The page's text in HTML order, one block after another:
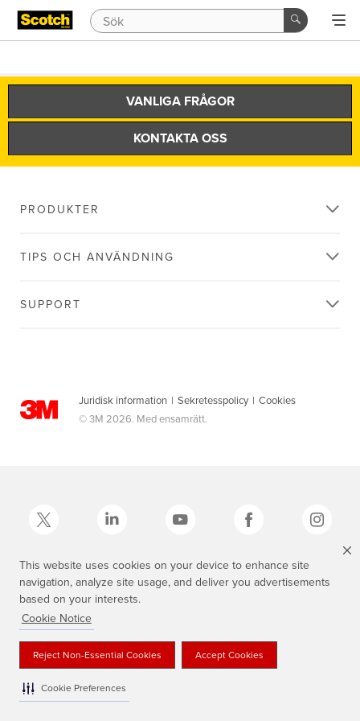
This website uses cookies on your device to enhance site
navigation, analyze site usage, and deliver you advertisements
based on your interests.
Cookie Notice
Reject Non-Essential Cookies Accept Cookies
Cookie Preferences
VANLIGA FRÅGOR
KONTAKTA OSS
PRODUKTER
TIPS OCH ANVÄNDNING
SUPPORT
Juridisk information | Sekretesspolicy | Cookies
© 3M 2026. Med ensamrätt.
3M, Scotch®, Magic och den skotskrutiga designen är varumärken som